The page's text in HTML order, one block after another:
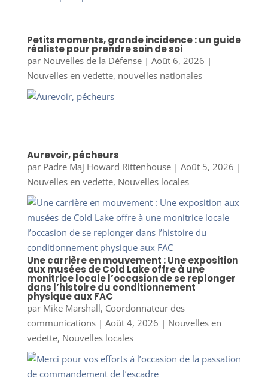
Petits moments, grande incidence : un guide
réaliste pour prendre soin de soi
par Nouvelles de la Défense| Août 6, 2026 |
Nouvelles en vedette, nouvelles nationales
Aurevoir, pécheurs
par Padre Maj Howard Rittenhouse| Août 5, 2026 |
Nouvelles en vedette, Nouvelles locales
Une carrière en mouvement : Une exposition
aux musées de Cold Lake offre à une
monitrice locale l’occasion de se replonger
dans l’histoire du conditionnement
physique aux FAC
par Mike Marshall, Coordonnateur des
communications| Août 4, 2026 | Nouvelles en
vedette, Nouvelles locales